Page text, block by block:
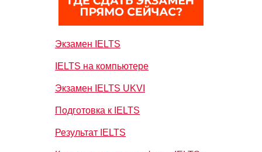
Экзамен IELTS
IELTS на компьютере
Экзамен IELTS UKVI
Подготовка к IELTS
Результат IELTS